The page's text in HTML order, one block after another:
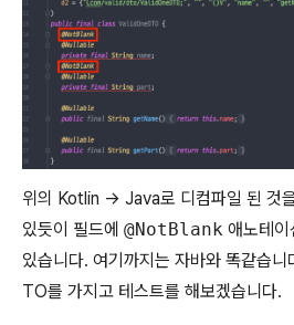
위의 Kotlin -> Java로 디컴파일 된 것
있듯이 필드에 @NotBlank 애노테
있습니다. 여기까지는 자바와 똑같습
TO를 가지고 테스트를 해보겠습니다.